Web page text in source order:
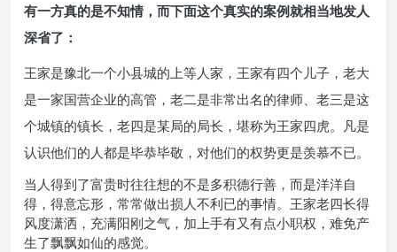
有一方真的是不知情，而下面这个真实的案例就相当地发人
深省了：
王家是豫北一个小县城的上等人家，王家有四个儿子，老大
是一家国营企业的高管，老二是非常出名的律师、老三是这
个城镇的镇长，老四是某局的局长，堪称为王家四虎。凡是
认识他们的人都是毕恭毕敬，对他们的权势更是羡慕不已。
当人得到了富贵时往往想的不是多积德行善，而是洋洋自
得，得意忘形，常常做出损人不利已的事情。王家老四长得
风度潇洒，充满阳刚之气，加上手有又有点小职权，难免产
生了飘飘如仙的感觉。